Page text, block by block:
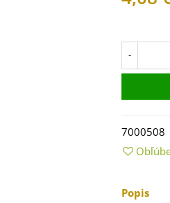
-
7000508
Popis